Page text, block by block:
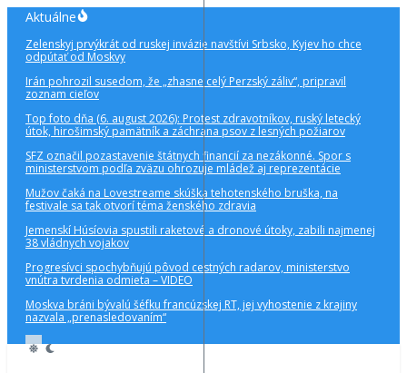
Preskočiť
obsah
Aktuálne
Zelenskyj prvýkrát od ruskej invázie navštívi Srbsko, Kyjev ho chce
odpútať od Moskvy
Irán pohrozil susedom, že „zhasne celý Perzský záliv“, pripravil
zoznam cieľov
Top foto dňa (6. august 2026): Protest zdravotníkov, ruský letecký
útok, hirošimský pamätník a záchrana psov z lesných požiarov
SFZ označil pozastavenie štátnych financií za nezákonné. Spor s
ministerstvom podľa zväzu ohrozuje mládež aj reprezentácie
Mužov čaká na Lovestreame skúška tehotenského bruška, na
festivale sa tak otvorí téma ženského zdravia
Jemenskí Húsíovia spustili raketové a dronové útoky, zabili najmenej
38 vládnych vojakov
Progresívci spochybňujú pôvod cestných radarov, ministerstvo
vnútra tvrdenia odmieta – VIDEO
Moskva bráni bývalú šéfku francúzskej RT, jej vyhostenie z krajiny
nazvala „prenasledovaním“